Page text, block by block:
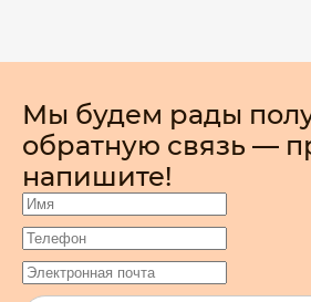
Мы будем рады
обратную связь —
напишите!